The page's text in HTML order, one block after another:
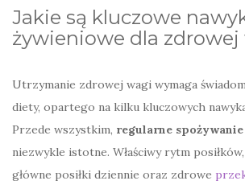
Jakie są kluczowe
żywieniowe dla zdrowej
Utrzymanie zdrowej wagi wymaga
diety, opartego na kilku kluczowych
Przede wszystkim, regularne
niezwykle istotne. Właściwy rytm
główne posiłki dziennie oraz zdrowe